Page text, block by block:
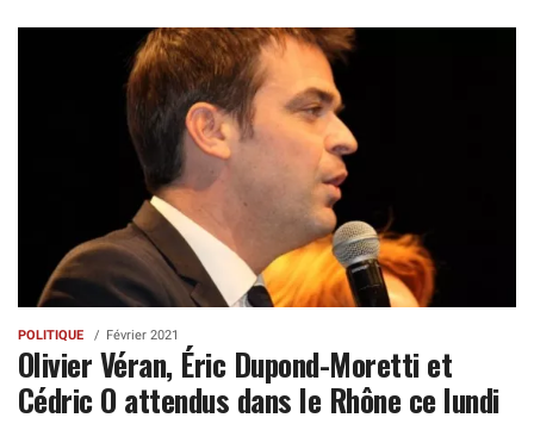
POLITIQUE Février 2021
Olivier Véran, Éric Dupond-Moretti et
Cédric O attendus dans le Rhône ce lundi